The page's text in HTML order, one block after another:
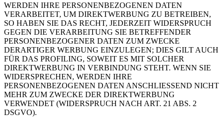
WERDEN IHRE PERSONENBEZOGENEN DATEN
VERARBEITET, UM DIREKTWERBUNG ZU BETREIBEN,
SO HABEN SIE DAS RECHT, JEDERZEIT WIDERSPRUCH
GEGEN DIE VERARBEITUNG SIE BETREFFENDER
PERSONENBEZOGENER DATEN ZUM ZWECKE
DERARTIGER WERBUNG EINZULEGEN; DIES GILT AUCH
FÜR DAS PROFILING, SOWEIT ES MIT SOLCHER
DIREKTWERBUNG IN VERBINDUNG STEHT. WENN SIE
WIDERSPRECHEN, WERDEN IHRE
PERSONENBEZOGENEN DATEN ANSCHLIESSEND NICHT
MEHR ZUM ZWECKE DER DIREKTWERBUNG
VERWENDET (WIDERSPRUCH NACH ART. 21 ABS. 2
DSGVO).